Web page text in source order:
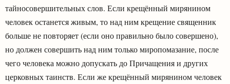
тайносовершительных слов. Если крещённый мирянином
человек останется живым, то над ним крещение священник
больше не повторяет (если оно правильно было совершено),
но должен совершить над ним только миропомазание, после
чего человека можно допускать до Причащения и других
церковных таинств. Если же крещённый мирянином человек